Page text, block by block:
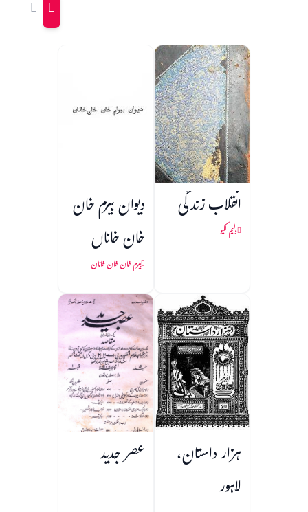
انقلاب زندگی
ولیم لکیو
دیوان بیرم خان
خان خاناں
بیرم خان خان خانان
ہزار داستان،
لاہور
عصر جدید